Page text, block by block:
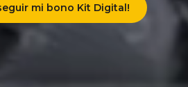
mi bono Kit Digital!